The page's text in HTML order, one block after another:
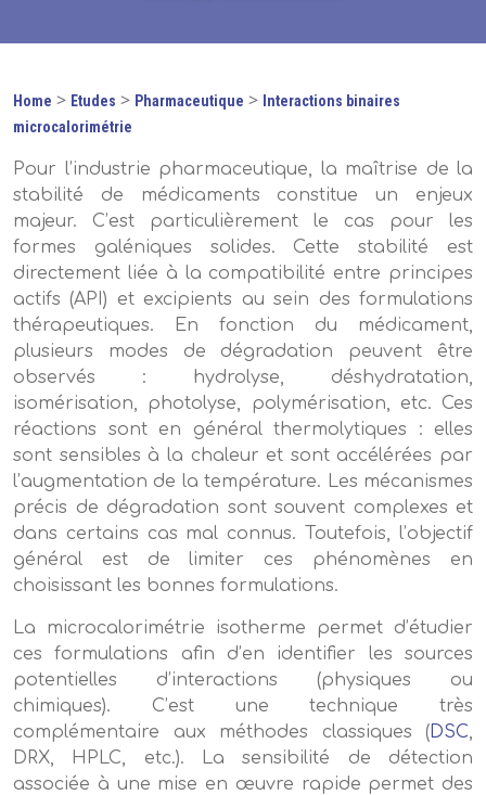
Home > Etudes > Pharmaceutique > Interactions binaires
microcalorimétrie
Pour l’industrie pharmaceutique, la maîtrise de la
stabilité de médicaments constitue un enjeux
majeur. C’est particulièrement le cas pour les
formes galéniques solides. Cette stabilité est
directement liée à la compatibilité entre principes
actifs (API) et excipients au sein des formulations
thérapeutiques. En fonction du médicament,
plusieurs modes de dégradation peuvent être
observés : hydrolyse, déshydratation,
isomérisation, photolyse, polymérisation, etc. Ces
réactions sont en général thermolytiques : elles
sont sensibles à la chaleur et sont accélérées par
l’augmentation de la température. Les mécanismes
précis de dégradation sont souvent complexes et
dans certains cas mal connus. Toutefois, l’objectif
général est de limiter ces phénomènes en
choisissant les bonnes formulations.
La microcalorimétrie isotherme permet d’étudier
ces formulations afin d’en identifier les sources
potentielles d’interactions (physiques ou
chimiques). C’est une technique très
complémentaire aux méthodes classiques (DSC,
DRX, HPLC, etc.). La sensibilité de détection
associée à une mise en œuvre rapide permet des